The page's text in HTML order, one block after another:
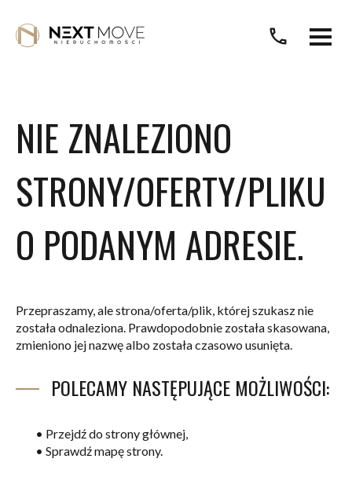
call
NIE ZNALEZIONO
STRONY/OFERTY/PLIKU
O PODANYM ADRESIE.
Przepraszamy, ale strona/oferta/plik, której szukasz nie
została odnaleziona. Prawdopodobnie została skasowana,
zmieniono jej nazwę albo została czasowo usunięta.
POLECAMY NASTĘPUJĄCE MOŻLIWOŚCI:
• Przejdź do strony głównej,
• Sprawdź mapę strony.